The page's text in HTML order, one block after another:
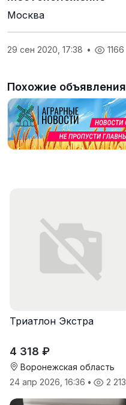
Москва
29 сен 2020, 17:38 • 1166
Похожие объявления
Триатлон Экстра
4 318 ₽
Воронежская область
24 апр 2026, 16:36 • 2 213